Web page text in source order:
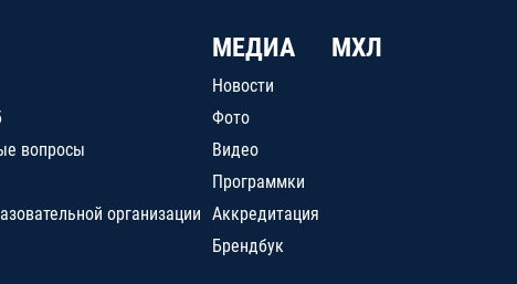
вопросы
организации
МЕДИА
Новости
Фото
Видео
Программки
Аккредитация
Брендбук
МХЛ